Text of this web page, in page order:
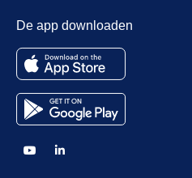
De app downloaden